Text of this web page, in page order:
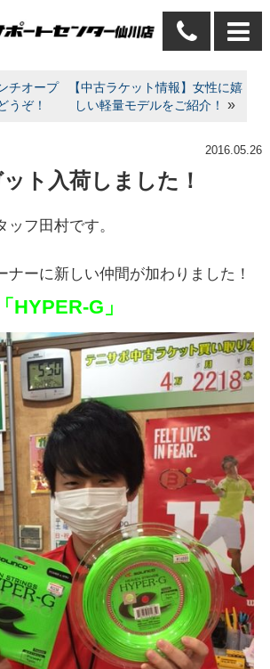
チオープ
うぞ！
【中古ラケット情報】女性に嬉
しい軽量モデルをご紹介！
»
2016.05.26
ト入荷しました！
ッフ田村です。
ナーに新しい仲間が加わりました！
HYPER-G」